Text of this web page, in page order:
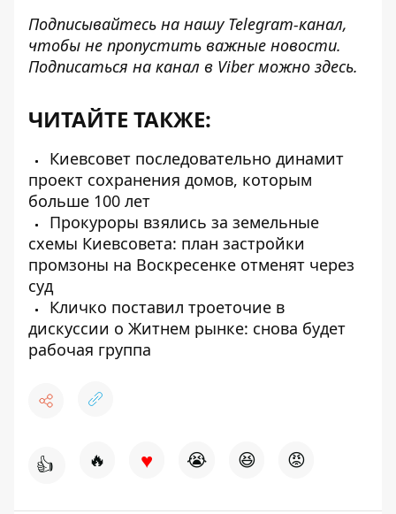
Подписывайтесь на нашу Telegram-канал,
чтобы не пропустить важные новости.
Подписаться на канал в Viber можно здесь.
ЧИТАЙТЕ ТАКЖЕ:
Киевсовет последовательно динамит
проект сохранения домов, которым
больше 100 лет
Прокуроры взялись за земельные
схемы Киевсовета: план застройки
промзоны на Воскресенке отменят через
суд
Кличко поставил троеточие в
дискуссии о Житнем рынке: снова будет
рабочая группа
👍 🔥 ♥ 😭 😆 😡